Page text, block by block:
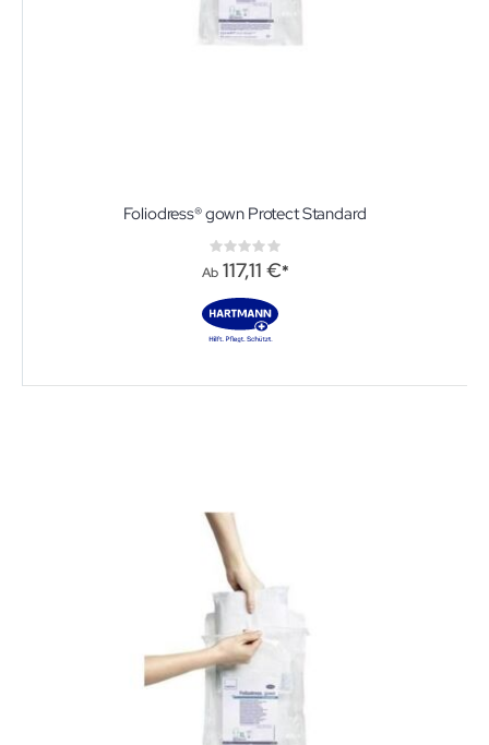
Foliodress® gown Protect Standard
Rating:
0%
Ab 117,11 €